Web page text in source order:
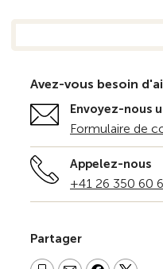
Avez-vous besoin
Envoyez-nous
Formulaire de
Appelez-nous
+41 26 350 60
Partager